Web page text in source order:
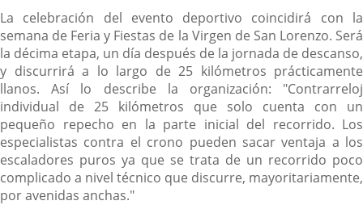
La celebración del evento deportivo coincidirá con la
semana de Feria y Fiestas de la Virgen de San Lorenzo. Será
la décima etapa, un día después de la jornada de descanso,
y discurrirá a lo largo de 25 kilómetros prácticamente
llanos. Así lo describe la organización: "Contrarreloj
individual de 25 kilómetros que solo cuenta con un
pequeño repecho en la parte inicial del recorrido. Los
especialistas contra el crono pueden sacar ventaja a los
escaladores puros ya que se trata de un recorrido poco
complicado a nivel técnico que discurre, mayoritariamente,
por avenidas anchas."